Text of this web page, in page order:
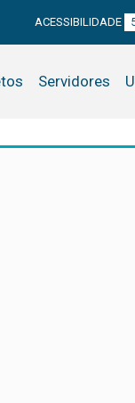
ACESSIBILIDADE
Servidores